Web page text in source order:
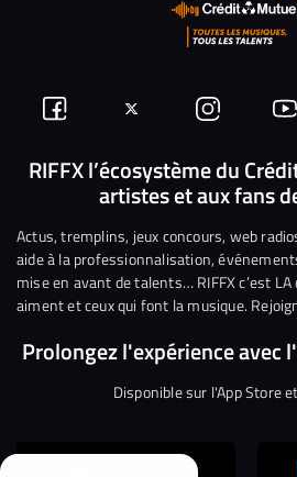
Suivez-
nous
Facebook
Suivez-
nous
sur
Twitter
Nous
sur
RIFFX l’écosystème du
artistes et aux fans
Actus, tremplins, jeux concours, web
aide à la professionnalisation,
mise en avant de talents… RIFFX c’est
aiment et ceux qui font la musique.
Prolongez l'expérience avec
Disponible sur l'App Store